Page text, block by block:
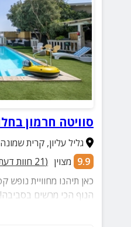
סוויטה חרמון
גליל עליון,קרית שמונה
9.9 מצוין (
21 חוות
כאן תיהנו מחוויית
הנוף הכי מרשים
פינות ישיבה, לובי ממוזג